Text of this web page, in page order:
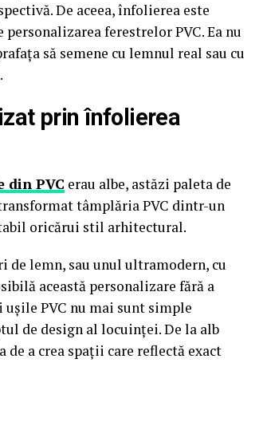
De aceea, înfolierea este
ferestrelor PVC. Ea nu
să semene cu lemnul real sau cu
prin înfolierea
din PVC erau albe, astăzi paleta de
tâmplăria PVC dintr-un
oricărui stil arhitectural.
lemn, sau unul ultramodern, cu
această personalizare fără a
PVC nu mai sunt simple
de design al locuinței. De la alb
a crea spații care reflectă exact